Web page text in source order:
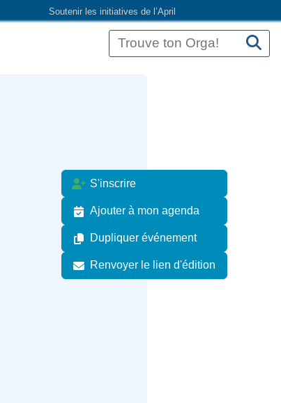
Soutenir les initiatives de l’April
S'inscrire
Ajouter à mon agenda
Dupliquer événement
Renvoyer le lien d'édition